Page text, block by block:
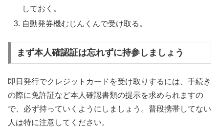
しておく。
自動発券機むじんくんで受け取る。
まず本人確認証は忘れずに持参しましょう
即日発行でクレジットカードを受け取りするには、手続き
の際に免許証など本人確認書類の提示を求められますの
で、必ず持っていくようにしましょう。普段携帯してない
人は特に注意してください。